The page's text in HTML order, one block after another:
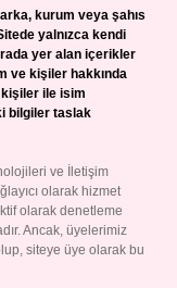
kurum veya şahıs
yalnızca kendi
yer alan içerikler
ve kişiler hakkında
kişiler ile isim
bilgiler taslak
ve İletişim
olarak hizmet
olarak denetleme
Ancak, üyelerimiz
siteye üye olarak bu